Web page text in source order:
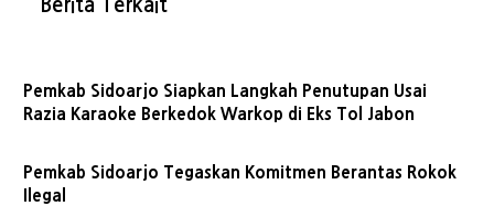
Berita Terkait
Pemkab Sidoarjo Siapkan Langkah Penutupan Usai
Razia Karaoke Berkedok Warkop di Eks Tol Jabon
Pemkab Sidoarjo Tegaskan Komitmen Berantas Rokok
Ilegal